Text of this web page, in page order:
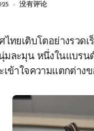
没有评论
ละมุน หนึ่งในแบรน
ข้าใจความแตกต่าง